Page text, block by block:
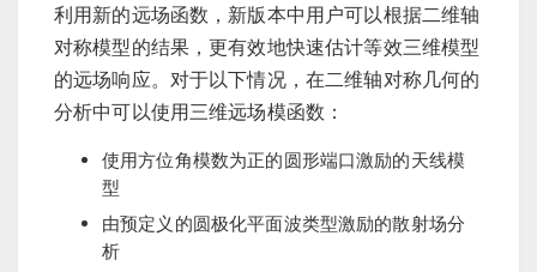
利用新的远场函数，新版本中用户可以根据二维轴
对称模型的结果，更有效地快速估计等效三维模型
的远场响应。对于以下情况，在二维轴对称几何的
分析中可以使用三维远场模函数：
使用方位角模数为正的圆形端口激励的天线模
型
由预定义的圆极化平面波类型激励的散射场分
析